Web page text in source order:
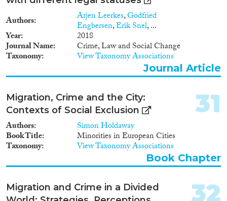
incidentenmonitor levert hier
een bijdrage aan door
cijfermatige overzichten te
bieden van incidenten die
plaatsvinden op opvanglocaties,
verdachtenregistraties onder
bewoners, en de afhandeling
hiervan door het OM en de
Rechtspraak. Met ingang van de
editie van 2023 worden ook
registraties van incidenten en
misdrijven onder bewoners van
crisisnoodopvanglocaties
(tegenwoordig bekend als
tijdelijke gemeentelijke
opvanglocaties (tgo's))
Authors Arjen Leerkes,Godfried
Engbersen,Erik Snel, ...
Year 2018
Journal Name Crime, Law and Social Change
Taxonomy View Taxonomy Associations
Journal Article
Migration, Crime and the City:
Contexts of Social Exclusion
Authors Simon Holdaway
Book Title Minorities in European Cities
Taxonomy View Taxonomy Associations
31
Book Chapter
Migration and Crime in a Divided
32